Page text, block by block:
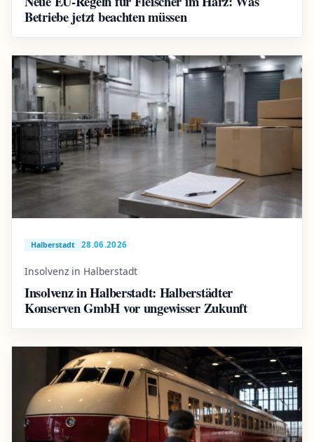
Betriebe jetzt beachten müssen
Halberstadt 28.06.2026
Insolvenz in Halberstadt
Insolvenz in Halberstadt: Halberstädter
Konserven GmbH vor ungewisser Zukunft